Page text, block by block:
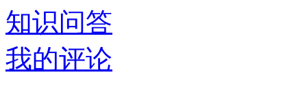
知识问答
我的评论